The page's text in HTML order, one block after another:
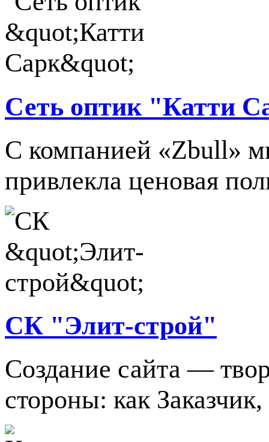
Сеть оптик "Катти
С компанией «Zbull»
привлекла ценовая
СК "Элит-строй"
Создание сайта —
стороны: как